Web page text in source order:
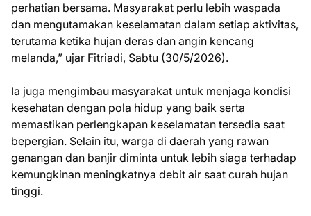
perhatian bersama. Masyarakat perlu lebih waspada
dan mengutamakan keselamatan dalam setiap aktivitas,
terutama ketika hujan deras dan angin kencang
melanda,” ujar Fitriadi, Sabtu (30/5/2026).
Ia juga mengimbau masyarakat untuk menjaga kondisi
kesehatan dengan pola hidup yang baik serta
memastikan perlengkapan keselamatan tersedia saat
bepergian. Selain itu, warga di daerah yang rawan
genangan dan banjir diminta untuk lebih siaga terhadap
kemungkinan meningkatnya debit air saat curah hujan
tinggi.